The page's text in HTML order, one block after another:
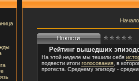
Начало
Рейтинг вышедших
На этой неделе мы тешили себя
подвести итоги голосования , в
протеста. Среднему эпизоду -